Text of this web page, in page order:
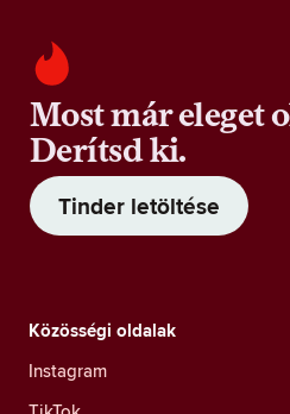
Most már eleget
Derítsd ki.
Tinder letöltése
Közösségi oldalak
Instagram